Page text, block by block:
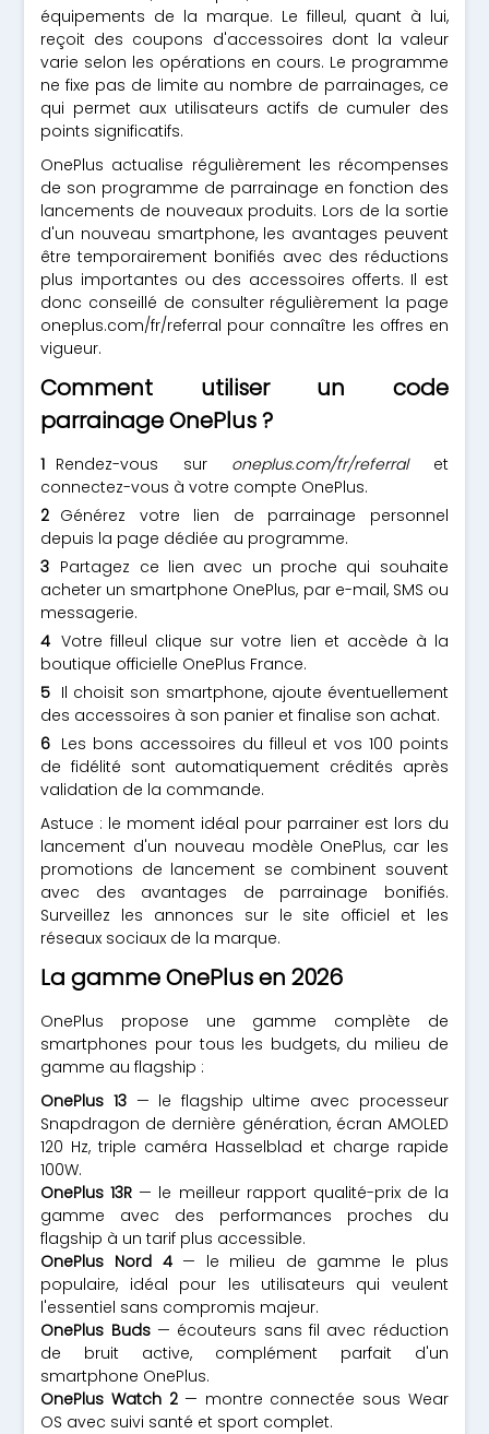
équipements de la marque. Le filleul, quant à lui,
reçoit des coupons d'accessoires dont la valeur
varie selon les opérations en cours. Le programme
ne fixe pas de limite au nombre de parrainages, ce
qui permet aux utilisateurs actifs de cumuler des
points significatifs.
OnePlus actualise régulièrement les récompenses
de son programme de parrainage en fonction des
lancements de nouveaux produits. Lors de la sortie
d'un nouveau smartphone, les avantages peuvent
être temporairement bonifiés avec des réductions
plus importantes ou des accessoires offerts. Il est
donc conseillé de consulter régulièrement la page
oneplus.com/fr/referral pour connaître les offres en
vigueur.
Comment utiliser un code
parrainage OnePlus ?
Rendez-vous sur oneplus.com/fr/referralet
connectez-vous à votre compte OnePlus.
Générez votre lien de parrainage personnel
depuis la page dédiée au programme.
Partagez ce lien avec un proche qui souhaite
acheter un smartphone OnePlus, par e-mail, SMS ou
messagerie.
Votre filleul clique sur votre lien et accède à la
boutique officielle OnePlus France.
Il choisit son smartphone, ajoute éventuellement
des accessoires à son panier et finalise son achat.
Les bons accessoires du filleul et vos 100 points
de fidélité sont automatiquement crédités après
validation de la commande.
Astuce : le moment idéal pour parrainer est lors du
lancement d'un nouveau modèle OnePlus, car les
promotions de lancement se combinent souvent
avec des avantages de parrainage bonifiés.
Surveillez les annonces sur le site officiel et les
réseaux sociaux de la marque.
La gamme OnePlus en 2026
OnePlus propose une gamme complète de
smartphones pour tous les budgets, du milieu de
gamme au flagship :
OnePlus 13 — le flagship ultime avec processeur
Snapdragon de dernière génération, écran AMOLED
120 Hz, triple caméra Hasselblad et charge rapide
100W.
OnePlus 13R — le meilleur rapport qualité-prix de la
gamme avec des performances proches du
flagship à un tarif plus accessible.
OnePlus Nord 4— le milieu de gamme le plus
populaire, idéal pour les utilisateurs qui veulent
l'essentiel sans compromis majeur.
OnePlus Buds— écouteurs sans fil avec réduction
de bruit active, complément parfait d'un
smartphone OnePlus.
OnePlus Watch 2— montre connectée sous Wear
OS avec suivi santé et sport complet.